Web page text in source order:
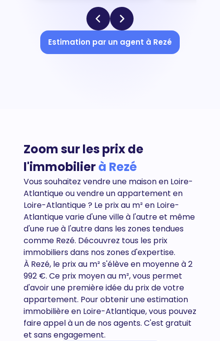
Estimation par un agent à Rezé
Zoom sur les prix de
l'immobilierà Rezé
Vous souhaitez vendre une maison en Loire-
Atlantique ou vendre un appartement en
Loire-Atlantique? Le prix au m² en Loire-
Atlantique varie d'une ville à l'autre et même
d'une rue à l'autre dans les zones tendues
comme Rezé. Découvrez tous les prix
immobiliers dans nos zones d'expertise.
À Rezé, le prix au m² s'élève en moyenne à 2
992 €. Ce prix moyen au m², vous permet
d'avoir une première idée du prix de votre
appartement. Pour obtenir une estimation
immobilière en Loire-Atlantique, vous pouvez
faire appel à un de nos agents. C'est gratuit
et sans engagement.